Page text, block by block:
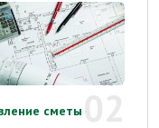
сметы